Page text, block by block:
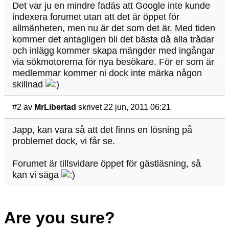
Det var ju en mindre fadäs att Google inte kunde
indexera forumet utan att det är öppet för
allmänheten, men nu är det som det är. Med tiden
kommer det antagligen bli det bästa då alla trådar
och inlägg kommer skapa mängder med ingångar
via sökmotorerna för nya besökare. För er som är
medlemmar kommer ni dock inte märka någon
skillnad
#2 av MrLibertad skrivet 22 jun, 2011 06:21
Japp, kan vara så att det finns en lösning på
problemet dock, vi får se.
Forumet är tillsvidare öppet för gästläsning, så
kan vi säga
Are you sure?